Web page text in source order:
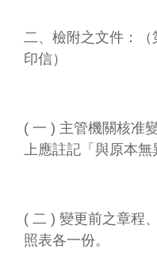
二、檢附之文件：（
印信）
( 一 ) 主管機關核准
上應註記「與原本無
( 二 ) 變更前之章程
照表各一份。